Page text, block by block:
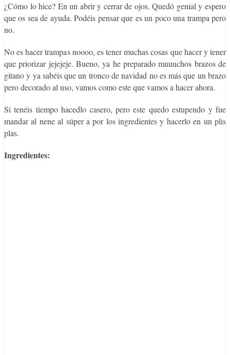
¿Cómo lo hice? En un abrir y cerrar de ojos. Quedó genial y espero
que os sea de ayuda. Podéis pensar que es un poco una trampa pero
no.
No es hacer trampas noooo, es tener muchas cosas que hacer y tener
que priorizar jejejeje. Bueno, ya he preparado muuuchos brazos de
gitano y ya sabéis que un tronco de navidad no es más que un brazo
pero decorado al uso, vamos como este que vamos a hacer ahora.
Si tenéis tiempo hacedlo casero, pero este quedo estupendo y fue
mandar al nene al súper a por los ingredientes y hacerlo en un plis
plas.
Ingredientes: